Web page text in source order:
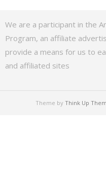
We are a participant in the
Program, an affiliate
provide a means for us to
and affiliated sites
Theme by Think Up